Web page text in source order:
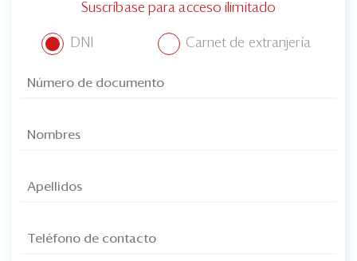
Suscríbase para acceso ilimitado
DNI Carnet de extranjería